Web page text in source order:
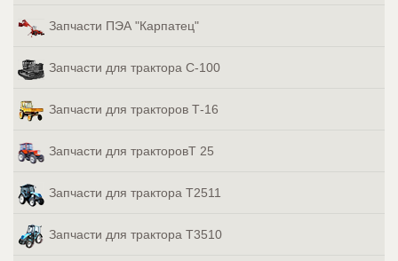
Запчасти ПЭА "Карпатец"
Запчасти для трактора С-100
Запчасти для тракторов Т-16
Запчасти для тракторовТ 25
Запчасти для трактора Т2511
Запчасти для трактора Т3510